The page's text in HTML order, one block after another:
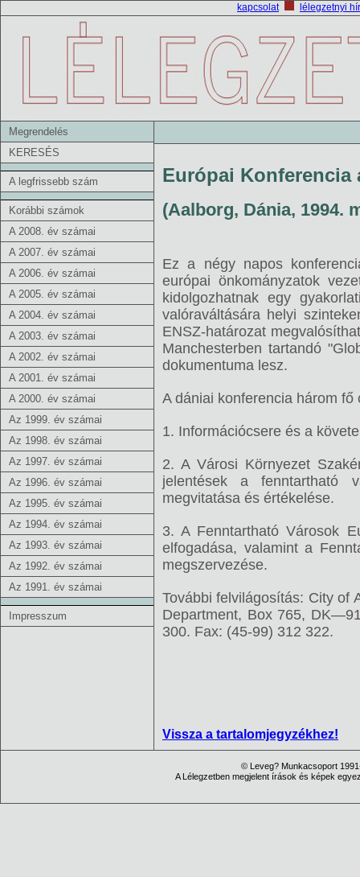
kapcsolat lélegzetnyi
Megrendelés
KERESÉS
A legfrissebb szám
Korábbi számok
A 2008. év számai
A 2007. év számai
A 2006. év számai
A 2005. év számai
A 2004. év számai
A 2003. év számai
A 2002. év számai
A 2001. év számai
A 2000. év számai
Az 1999. év számai
Az 1998. év számai
Az 1997. év számai
Az 1996. év számai
Az 1995. év számai
Az 1994. év számai
Az 1993. év számai
Az 1992. év számai
Az 1991. év számai
Impresszum
Európai Konferencia
(Aalborg, Dánia, 1994.
Ez a négy napos
európai önkományzatok
kidolgozhatnak egy
valóraváltására helyi
ENSZ-határozat
Manchesterben tartandó
dokumentuma lesz.
A dániai konferencia három fő
1. Információcsere és a
2. A Városi Környezet
jelentések a fenntartható
megvitatása és értékelése.
3. A Fenntartható Városok
elfogadása, valamint a
megszervezése.
További felvilágosítás: City of
Department, Box 765,
300. Fax: (45-99) 312 322.
Vissza a tartalomjegyzékhez!
© Leveg? Munkacsoport
A Lélegzetben megjelent írások és képek